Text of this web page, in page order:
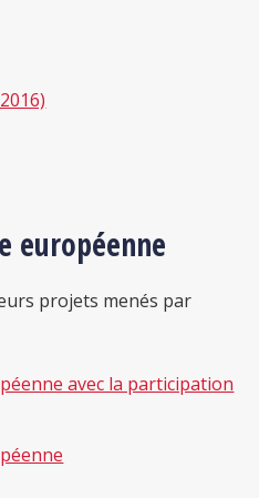
européenne
projets menés par
avec la participation